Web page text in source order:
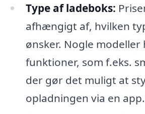
Type af ladeboks:
afhængigt af, hvilken
ønsker. Nogle modeller
funktioner, som f.eks.
der gør det muligt at
opladningen via en app.